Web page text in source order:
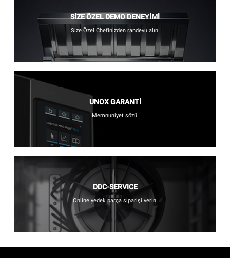
SİZE ÖZEL DEMO DENEYİMİ
Size Özel Chefinizden randevu alın.
UNOX GARANTİ
Memnuniyet sözü.
DDC-SERVICE
Online yedek parça siparişi verin.